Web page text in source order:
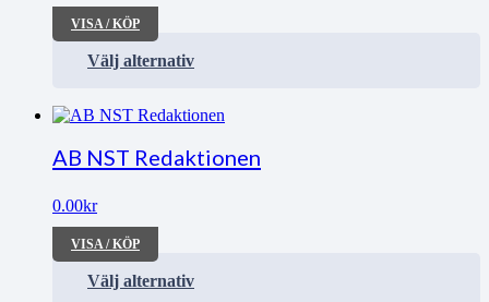
VISA / KÖP
Välj alternativ
AB NST Redaktionen
0.00kr
VISA / KÖP
Välj alternativ